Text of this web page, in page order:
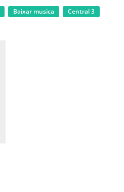
Baixar musica
Central 3